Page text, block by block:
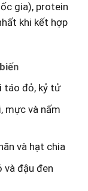
gia), protein
khi kết hợp
táo đỏ, kỷ tử
mực và nấm
và hạt chia
đậu đen